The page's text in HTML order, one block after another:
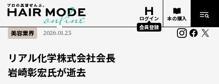
ログイン
会員登録
本の購入
美容業界 2026.01.23
リアル化学株式会社会長
岩崎彰宏氏が逝去